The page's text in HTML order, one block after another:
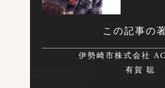
この記事の
伊勢崎市株式会社
有賀 聡